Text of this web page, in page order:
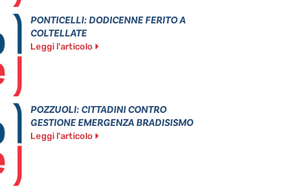
PONTICELLI: DODICENNE FERITO A
COLTELLATE
Leggi l'articolo
POZZUOLI: CITTADINI CONTRO
GESTIONE EMERGENZA BRADISISMO
Leggi l'articolo